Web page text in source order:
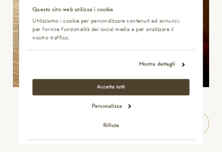
Questo sito web utilizza i cookie
Utilizziamo i cookie per personalizzare contenuti ed annunci,
per fornire funzionalità dei social media e per analizzare il
nostro traffico.
Mostra dettagli
Accetta tutti
Personalizza
Rifiuta